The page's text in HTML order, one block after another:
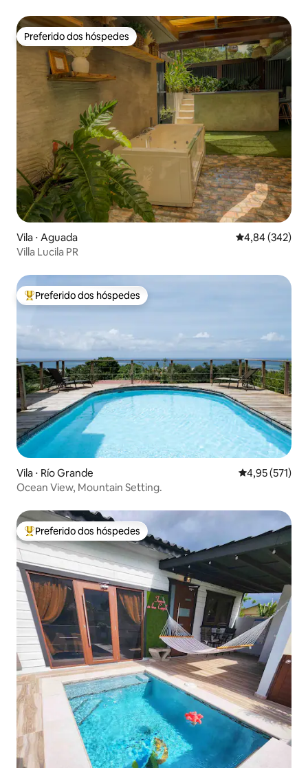
Preferido dos hóspedes
Preferido dos hóspedes
Vila ⋅ Aguada 4,84 de uma
4,84 (342)
Villa Lucila PR
Entre os melhores preferidos dos hóspedes
Preferido dos hóspedes
Vila ⋅ Río Grande 4,95 de uma
4,95 (571)
Ocean View, Mountain Setting.
Entre os melhores preferidos dos hóspedes
Preferido dos hóspedes